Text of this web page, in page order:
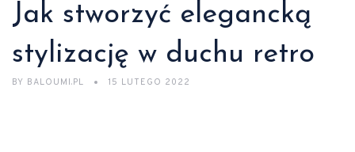
Jak stworzyć elegancką
stylizację w duchu retro
BY BALOUMI.PL 15 LUTEGO 2022